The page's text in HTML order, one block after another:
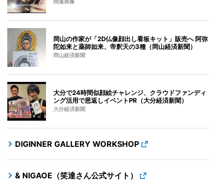
関連画像
岡山の作家が「2D仏像顔出し看板キット」販売へ 阿弥
陀如来と薬師如来、帝釈天の3種（岡山経済新聞）
岡山経済新聞
大分で24時間似顔絵チャレンジ、クラウドファンディ
ング活用で恩返しイベントPR（大分経済新聞）
大分経済新聞
DIGINNER GALLERY WORKSHOP
& NIGAOE（笑達さん公式サイト）